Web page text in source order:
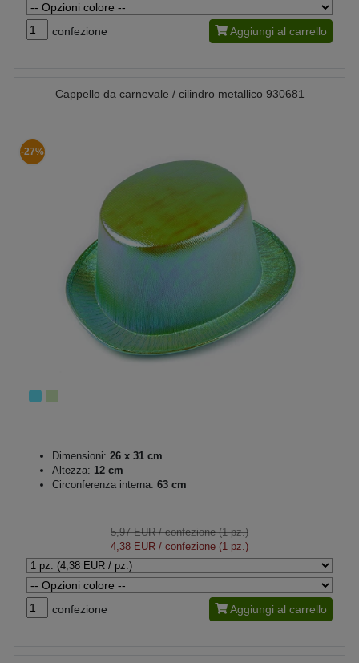
confezione Aggiungi al carrello
Cappello da carnevale / cilindro metallico 930681
-27%
Dimensioni: 26 x 31 cm
Altezza: 12 cm
Circonferenza interna: 63 cm
5,97 EUR/ confezione (1 pz.)
4,38 EUR / confezione (1 pz.)
confezione Aggiungi al carrello